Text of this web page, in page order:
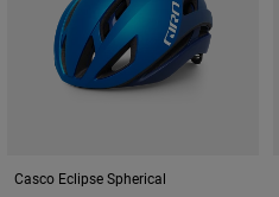
Casco Eclipse Spherical